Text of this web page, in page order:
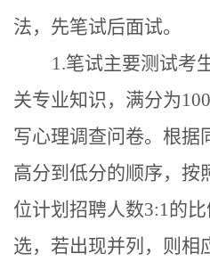
法，先笔试后面试。
1.笔试主要测试考
关专业知识，满分为
写心理调查问卷。 根据
高分到低分的顺序， 按
位计划 招聘人数3:1的
选，若出现并列，则相